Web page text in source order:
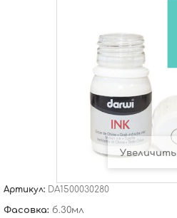
Увеличить
Артикул: DA1500030280
Фасовка: б.30мл